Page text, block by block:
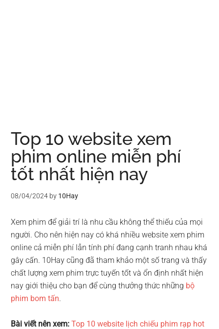
Top 10 website xem
phim online miễn phí
tốt nhất hiện nay
08/04/2024 by 10Hay
Xem phim để giải trí là nhu cầu không thể thiếu của mọi
người. Cho nên hiện nay có khá nhiều website xem phim
online cả miễn phí lẫn tính phí đang cạnh tranh nhau khá
gây cấn. 10Hay cũng đã tham khảo một số trang và thấy
chất lượng xem phim trực tuyến tốt và ổn định nhất hiện
nay giới thiệu cho bạn để cùng thưởng thức những bộ
phim bom tấn.
Bài viết nên xem:Top 10 website lịch chiếu phim rạp hot